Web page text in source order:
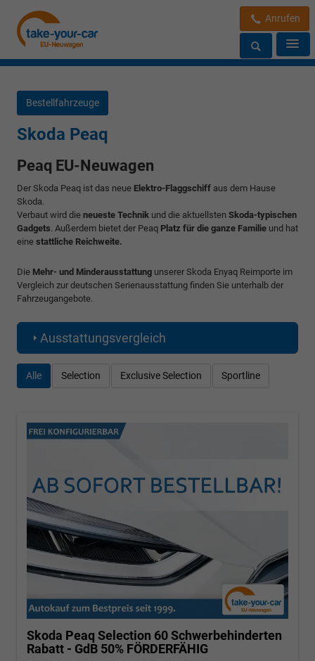
Anrufen
Bestellfahrzeuge
Skoda Peaq
Peaq EU-Neuwagen
Der Skoda Peaq ist das neue Elektro-Flaggschiff aus dem Hause
Skoda.
Verbaut wird die neueste Technik und die aktuellsten Skoda-typischen
Gadgets . Außerdem bietet der Peaq Platz für die ganze Familie und hat
eine stattliche Reichweite.
Die Mehr- und Minderausstattung unserer Skoda Enyaq Reimporte im
Vergleich zur deutschen Serienausstattung finden Sie unterhalb der
Fahrzeugangebote.
Ausstattungsvergleich
Alle Selection Exclusive Selection Sportline
Skoda Peaq Selection 60 Schwerbehinderten
Rabatt - GdB 50% FÖRDERFÄHIG